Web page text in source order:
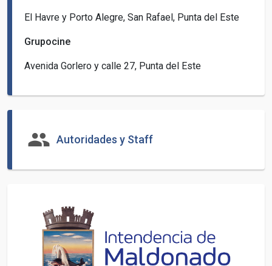
El Havre y Porto Alegre, San Rafael, Punta del Este
Grupocine
Avenida Gorlero y calle 27, Punta del Este
group Autoridades y Staff